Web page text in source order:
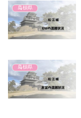
島根県
島根県